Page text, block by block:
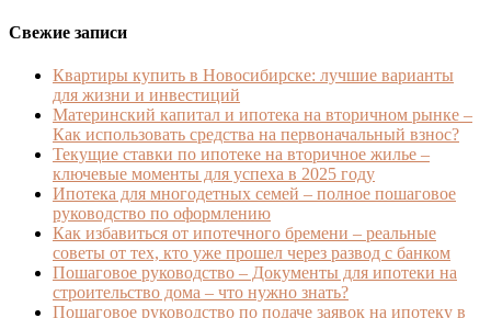
Свежие записи
Квартиры купить в Новосибирске: лучшие варианты
для жизни и инвестиций
Материнский капитал и ипотека на вторичном рынке –
Как использовать средства на первоначальный взнос?
Текущие ставки по ипотеке на вторичное жилье –
ключевые моменты для успеха в 2025 году
Ипотека для многодетных семей – полное пошаговое
руководство по оформлению
Как избавиться от ипотечного бремени – реальные
советы от тех, кто уже прошел через развод с банком
Пошаговое руководство – Документы для ипотеки на
строительство дома – что нужно знать?
Пошаговое руководство по подаче заявок на ипотеку в